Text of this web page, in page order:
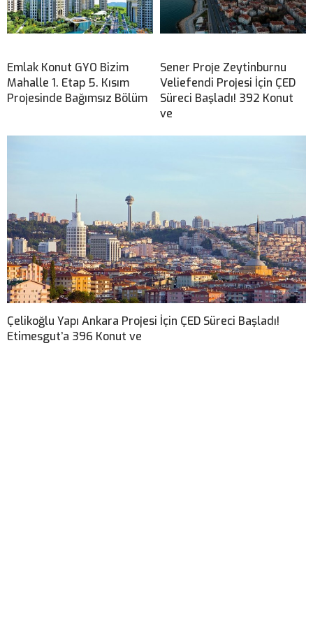
Emlak Konut GYO Bizim
Mahalle 1. Etap 5. Kısım
Projesinde Bağımsız Bölüm
Sener Proje Zeytinburnu
Veliefendi Projesi İçin ÇED
Süreci Başladı! 392 Konut
ve
Çelikoğlu Yapı Ankara Projesi İçin ÇED Süreci Başladı!
Etimesgut’a 396 Konut ve